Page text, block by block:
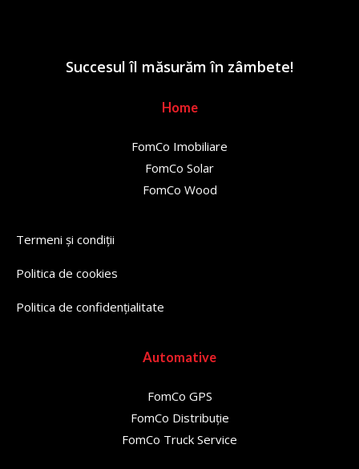
Succesul îl măsurăm în zâmbete!
Home
FomCo Imobiliare
FomCo Solar
FomCo Wood
Termeni și condiții
Politica de cookies
Politica de confidențialitate
Automative
FomCo GPS
FomCo Distribuție
FomCo Truck Service